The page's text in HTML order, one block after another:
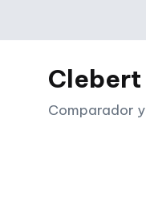
Saltar
contenidoClebert
Comparador